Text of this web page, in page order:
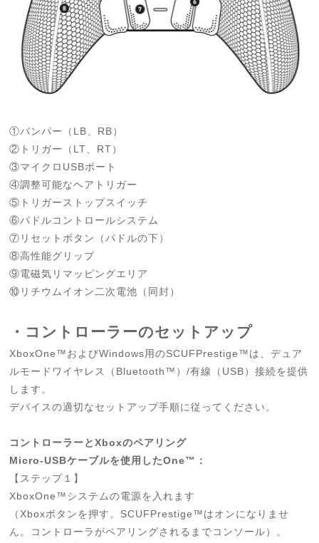
①バンパー（LB、RB）
②トリガー（LT、RT）
③マイクロUSBポート
④調整可能なヘアトリガー
⑤トリガーストップスイッチ
⑥パドルコントロールシステム
⑦リセットボタン（パドルの下）
⑧高性能グリップ
⑨電磁気リマッピングエリア
⑩リチウムイオン二次電池（同封）
・コントローラーのセットアップ
XboxOne™およびWindows用のSCUFPrestige™は、デュア
ルモードワイヤレス（Bluetooth™）/有線（USB）接続を提供
します。
デバイスの適切なセットアップ手順に従ってください。
コントローラーとXboxのペアリング
Micro-USBケーブルを使用したOne™：
【ステップ１】
XboxOne™システムの電源を入れます
（Xboxボタンを押す。SCUFPrestige™はオンになりませ
ん。コントローラがペアリングされるまでコンソール）。